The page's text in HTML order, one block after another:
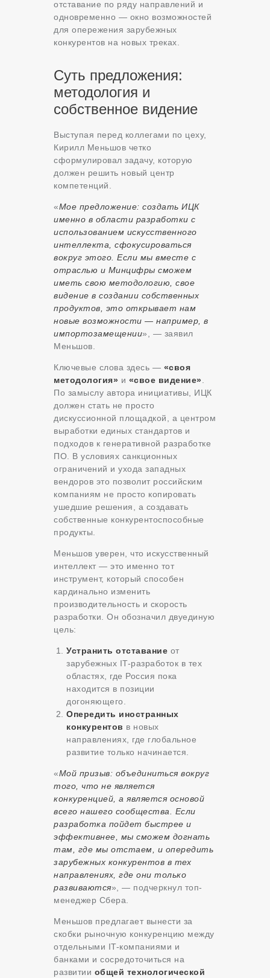
отставание по ряду направлений и
одновременно — окно возможностей
для опережения зарубежных
конкурентов на новых треках.
Суть предложения:
методология и
собственное видение
Выступая перед коллегами по цеху,
Кирилл Меньшов четко
сформулировал задачу, которую
должен решить новый центр
компетенций.
«Мое предложение: создать ИЦК
именно в области разработки с
использованием искусственного
интеллекта, сфокусироваться
вокруг этого. Если мы вместе с
отраслью и Минцифры сможем
иметь свою методологию, свое
видение в создании собственных
продуктов, это открывает нам
новые возможности — например, в
импортозамещении», — заявил
Меньшов.
Ключевые слова здесь — «своя
методология» и «свое видение»
По замыслу автора инициативы, ИЦК
должен стать не просто
дискуссионной площадкой, а центром
выработки единых стандартов и
подходов к генеративной разработке
ПО. В условиях санкционных
ограничений и ухода западных
вендоров это позволит российским
компаниям не просто копировать
ушедшие решения, а создавать
собственные конкурентоспособные
продукты.
Меньшов уверен, что искусственный
интеллект — это именно тот
инструмент, который способен
кардинально изменить
производительность и скорость
разработки. Он обозначил двуединую
цель:
Устранить отставание от
зарубежных IT-разработок в тех
областях, где Россия пока
находится в позиции
догоняющего.
Опередить иностранных
конкурентов в новых
направлениях, где глобальное
развитие только начинается.
«Мой призыв: объединиться вокруг
того, что не является
конкуренцией, а является основой
всего нашего сообщества. Если
разработка пойдет быстрее и
эффективнее, мы сможем догнать
там, где мы отстаем, и опередить
зарубежных конкурентов в тех
направлениях, где они только
развиваются», — подчеркнул топ-
менеджер Сбера.
Меньшов предлагает вынести за
скобки рыночную конкуренцию между
отдельными IT-компаниями и
банками и сосредоточиться на
развитии общей технологической